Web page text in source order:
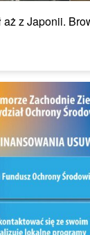
aż z Japonii.